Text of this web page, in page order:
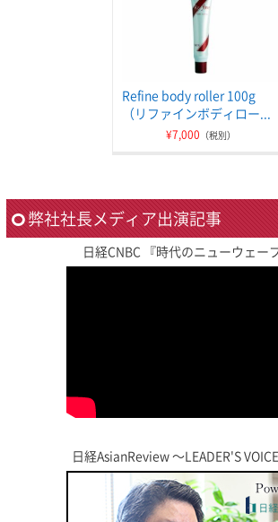
Refine body roller 100g
（リファインボディロー...
¥7,000 （税別）
弊社社長メディア出演記事
日経CNBC 『時代のニューウェー
日経AsianReview 〜LEADER'S